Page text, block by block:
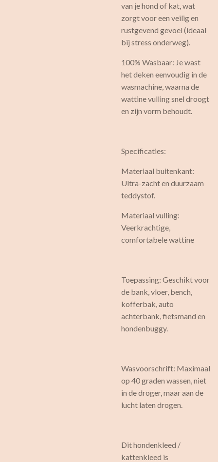
van je hond of kat, wat
zorgt voor een veilig en
rustgevend gevoel (ideaal
bij stress onderweg).
100% Wasbaar: Je wast
het deken eenvoudig in de
wasmachine, waarna de
wattine vulling snel droogt
en zijn vorm behoudt.
Specificaties:
Materiaal buitenkant:
Ultra-zacht en duurzaam
teddystof.
Materiaal vulling:
Veerkrachtige,
comfortabele wattine
Toepassing: Geschikt voor
de bank, vloer, bench,
kofferbak, auto
achterbank, fietsmand en
hondenbuggy.
Wasvoorschrift: Maximaal
op 40 graden wassen, niet
in de droger, maar aan de
lucht laten drogen.
Dit hondenkleed /
kattenkleed is